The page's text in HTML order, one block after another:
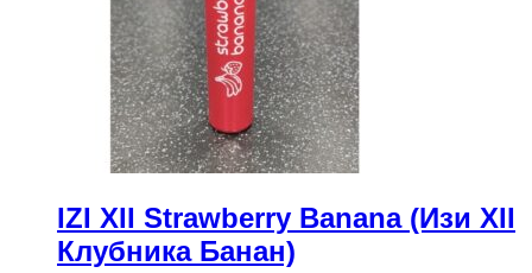
IZI XII Strawberry Banana (Изи XII
Клубника Банан)